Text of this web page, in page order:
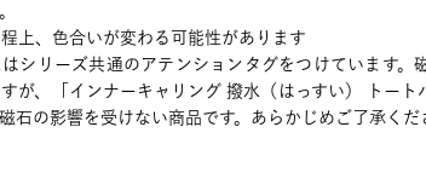
上、色合いが変わる可能性があります
シリーズ共通のアテンションタグをつけています。
が、「インナーキャリング 撥水（はっすい） トート
石の影響を受けない商品です。あらかじめご了承くだ